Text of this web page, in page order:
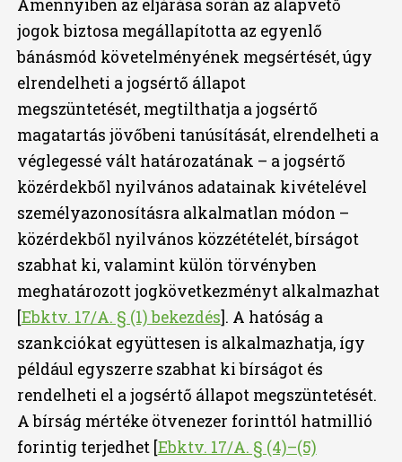
Amennyiben az eljárása során az alapvető
jogok biztosa megállapította az egyenlő
bánásmód követelményének megsértését, úgy
elrendelheti a jogsértő állapot
megszüntetését, megtilthatja a jogsértő
magatartás jövőbeni tanúsítását, elrendelheti a
véglegessé vált határozatának – a jogsértő
közérdekből nyilvános adatainak kivételével
személyazonosításra alkalmatlan módon –
közérdekből nyilvános közzétételét, bírságot
szabhat ki, valamint külön törvényben
meghatározott jogkövetkezményt alkalmazhat
[Ebktv. 17/A. § (1) bekezdés]. A hatóság a
szankciókat együttesen is alkalmazhatja, így
például egyszerre szabhat ki bírságot és
rendelheti el a jogsértő állapot megszüntetését.
A bírság mértéke ötvenezer forinttól hatmillió
forintig terjedhet [Ebktv. 17/A. § (4)–(5)